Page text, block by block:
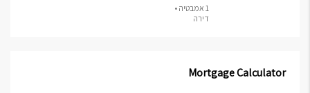
1 אמבטיה •
דירה
Mortgage Calculator